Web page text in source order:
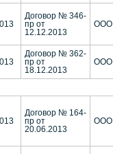
Договор № 346-
пр от
12.12.2013
ООО
Договор № 362-
пр от
18.12.2013
ООО
Договор № 164-
пр от
20.06.2013
ООО